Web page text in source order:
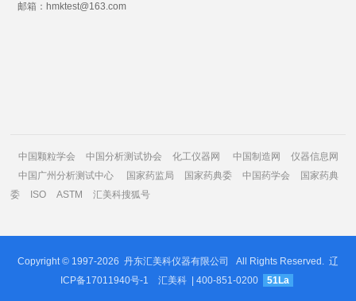
邮箱：hmktest@163.com
中国颗粒学会 中国分析测试协会 化工仪器网 中国制造网
仪器信息网
中国广州分析测试中心
国家药监局 国家药典委 中国药学会
国家药典
委
ISO ASTM 汇美科搜狐号
Copyright © 1997-2026 丹东汇美科仪器有限公司 All Rights Reserved. 辽
ICP备17011940号-1
汇美科 | 400-851-0200 51La